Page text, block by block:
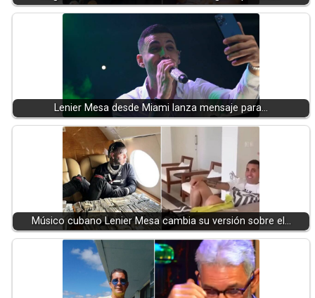
Lenier Mesa desde Miami lanza mensaje para…
Músico cubano Lenier Mesa cambia su versión sobre el…